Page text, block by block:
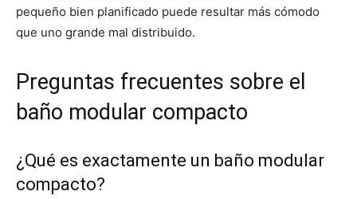
pequeño bien planificado puede resultar más cómodo
que uno grande mal distribuido.
Preguntas frecuentes sobre el
baño modular compacto
¿Qué es exactamente un baño modular
compacto?